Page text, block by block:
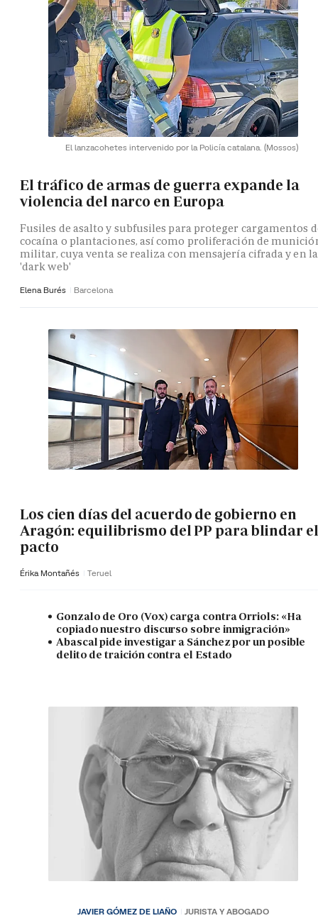
El lanzacohetes intervenido por la Policía catalana. (Mossos)
El tráfico de armas de guerra expande la
violencia del narco en Europa
Fusiles de asalto y subfusiles para proteger cargamentos
cocaína o plantaciones, así como proliferación de
militar, cuya venta se realiza con mensajería cifrada y en la
'dark web'
Elena Burés Barcelona
Los cien días del acuerdo de gobierno en
Aragón: equilibrismo del PP para blindar el
pacto
Érika Montañés Teruel
Gonzalo de Oro (Vox) carga contra Orriols: «Ha
copiado nuestro discurso sobre inmigración»
Abascal pide investigar a Sánchez por un posible
delito de traición contra el Estado
JAVIER GÓMEZ DE LIAÑO JURISTA Y ABOGADO